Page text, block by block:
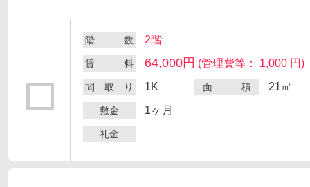
階 数 2階
賃 料 64,000円 (管理費等： 1,000 円)
間 取 り 1K 面 積 21㎡
敷金 1ヶ月
礼金